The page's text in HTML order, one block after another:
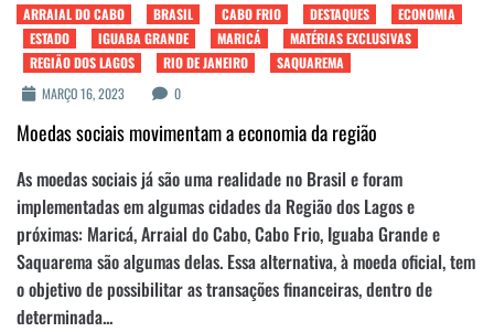
ARRAIAL DO CABO BRASIL CABO FRIO DESTAQUES
ECONOMIA
ESTADO
IGUABA GRANDE MARICÁ
MATÉRIAS EXCLUSIVAS
REGIÃO DOS LAGOS
RIO DE JANEIRO
SAQUAREMA
MARÇO 16, 2023
0
Moedas sociais movimentam a economia da região
As moedas sociais já são uma realidade no Brasil e foram
implementadas em algumas cidades da Região dos Lagos e
próximas: Maricá, Arraial do Cabo, Cabo Frio, Iguaba Grande e
Saquarema são algumas delas. Essa alternativa, à moeda oficial, tem
o objetivo de possibilitar as transações financeiras, dentro de
determinada...